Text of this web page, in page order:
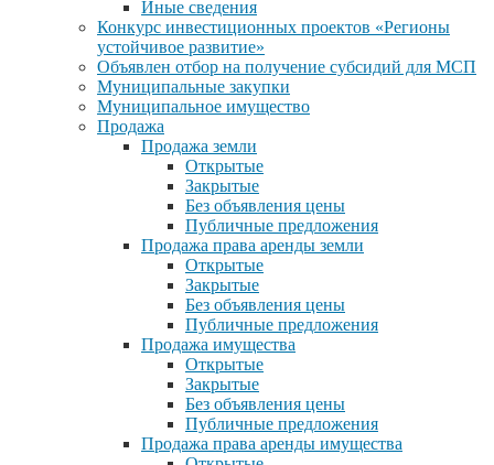
Иные сведения
Конкурс инвестиционных проектов «Регионы
устойчивое развитие»
Объявлен отбор на получение субсидий для МСП
Муниципальные закупки
Муниципальное имущество
Продажа
Продажа земли
Открытые
Закрытые
Без объявления цены
Публичные предложения
Продажа права аренды земли
Открытые
Закрытые
Без объявления цены
Публичные предложения
Продажа имущества
Открытые
Закрытые
Без объявления цены
Публичные предложения
Продажа права аренды имущества